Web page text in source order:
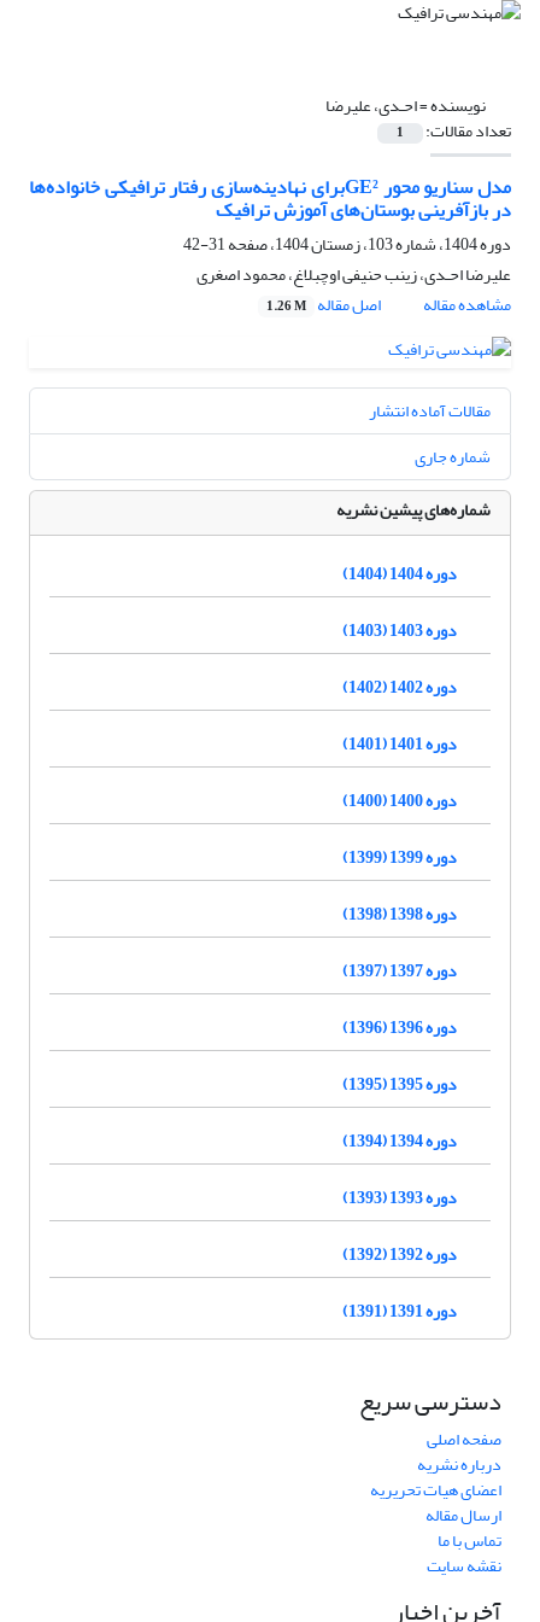
نویسنده =احـدی، علیرضا
تعداد مقالات: 1
مدل سناریو محورGE²برای نهادینهسازی رفتار ترافیکی خانوادهها
در بازآفرینی بوستانهای آموزش ترافیک
دوره 1404، شماره 103، زمستان 1404، صفحه
31-42
علیرضا احـدی، زینب حنیفی اوچبلاغ، محمود اصغری
مشاهده مقاله
اصل مقاله 1.26 M
مقالات آماده انتشار
شماره جاری
شماره‌های پیشین نشریه
دوره 1404 (1404)
دوره 1403 (1403)
دوره 1402 (1402)
دوره 1401 (1401)
دوره 1400 (1400)
دوره 1399 (1399)
دوره 1398 (1398)
دوره 1397 (1397)
دوره 1396 (1396)
دوره 1395 (1395)
دوره 1394 (1394)
دوره 1393 (1393)
دوره 1392 (1392)
دوره 1391 (1391)
دسترسی سریع
صفحه اصلی
درباره نشریه
اعضای هیات تحریریه
ارسال مقاله
تماس با ما
نقشه سایت
آخرین اخبار